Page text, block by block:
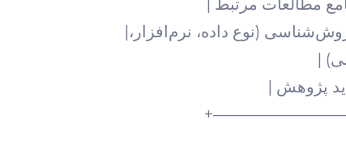
(نوع داده، نرم‌افزار،|
|
پژوهش |